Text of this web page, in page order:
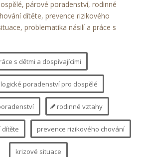
párové poradenství, rodinné
dítěte, prevence rizikového
problematika násilí a práce s
s dětmi a dospívajícími
poradenství pro dospělé
rodinné vztahy
dítěte prevence rizikového chování
krizové situace